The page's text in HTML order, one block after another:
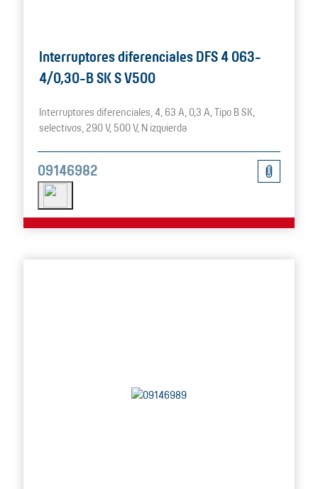
Interruptores diferenciales DFS 4 063-
4/0,30-B SK S V500
Interruptores diferenciales, 4, 63 A, 0,3 A, Tipo B SK,
selectivos, 290 V, 500 V, N izquierda
09146982